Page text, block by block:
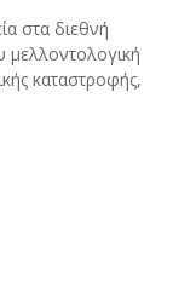
στα διεθνή
μελλοντολογική
καταστροφής,